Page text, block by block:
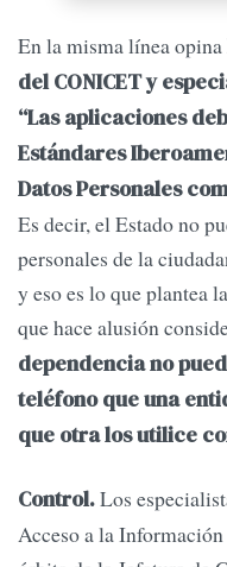
En la misma línea opina
del CONICET y
“Las aplicaciones
Estándares
Datos Personales
Es decir, el Estado no
personales de la
y eso es lo que plantea
que hace alusión
dependencia no
teléfono que una
que otra los utilice
Control.Los
Acceso a la